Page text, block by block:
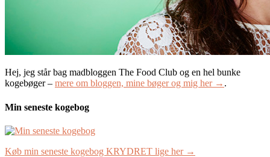
Hej, jeg står bag madbloggen The Food Club og en hel bunke
kogebøger – mere om bloggen, mine bøger og mig her → .
Min seneste kogebog
Køb min seneste kogebog KRYDRET lige her →